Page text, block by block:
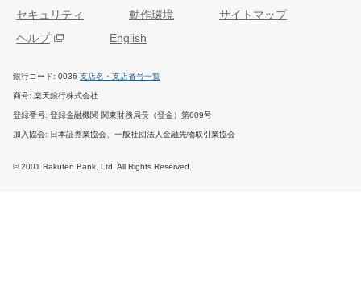
セキュリティ 動作環境
サイトマップ
ヘルプ
English
銀行コード 0036 支店名・支店番号一覧
商号 楽天銀行株式会社
登録番号 登録金融機関 関東財務局長（登金）第609号
加入協会 日本証券業協会、一般社団法人金融先物取引業協会
© 2001 Rakuten Bank, Ltd. All Rights Reserved.